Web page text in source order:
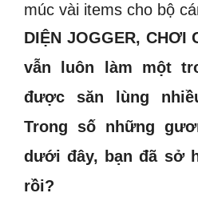
múc vài items cho bộ
DIỆN JOGGER, CHƠI
vẫn luôn làm một
được săn lùng
Trong số những
dưới đây, bạn đã sở
rồi?